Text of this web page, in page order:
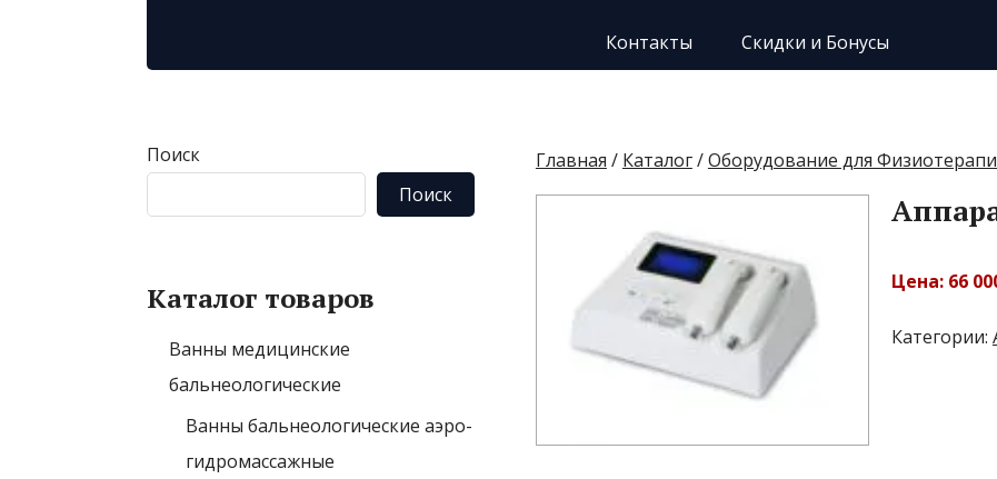
Контакты Скидки и Бонусы
Поиск
Поиск
Каталог товаров
Ванны медицинские
бальнеологические
Ванны бальнеологические аэро-
гидромассажные
Главная / Каталог/Оборудование для
Цена: 66
Категории: